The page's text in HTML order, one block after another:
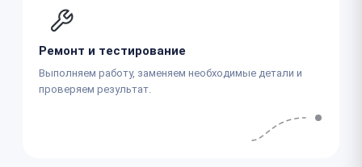
Ремонт и тестирование
Выполняем работу, заменяем необходимые детали и
проверяем результат.